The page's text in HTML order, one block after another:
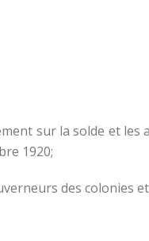
sur la solde et
1920;
des colonies